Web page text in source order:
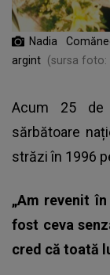
Nadia
argint (sursa foto:
Acum 25 de
sărbătoare
străzi în 1996
„Am revenit
fost ceva
cred că toată